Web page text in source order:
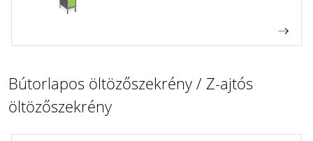
Bútorlapos öltözőszekrény / Z-ajtós
öltözőszekrény